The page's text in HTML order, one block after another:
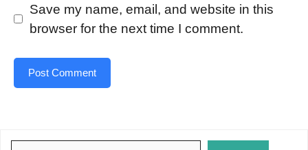
Save my name, email, and website in this
browser for the next time I comment.